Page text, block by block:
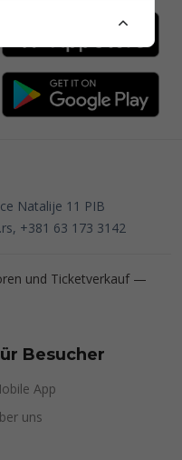
Natalije 11 PIB
, +381 63 173 3142
und Ticketverkauf —
Besucher
App
uns